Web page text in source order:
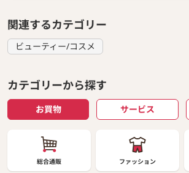
関連するカテゴリー
ビューティー/コスメ
カテゴリーから探す
お買物 サービス
総合通販 ファッション